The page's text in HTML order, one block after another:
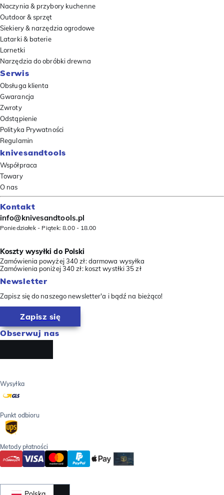
Naczynia & przybory kuchenne
Outdoor & sprzęt
Siekiery & narzędzia ogrodowe
Latarki & baterie
Lornetki
Narzędzia do obróbki drewna
Serwis
Obsługa klienta
Gwarancja
Zwroty
Odstąpienie
Polityka Prywatności
Regulamin
knivesandtools
Współpraca
Towary
O nas
Kontakt
info@knivesandtools.pl
Poniedziałek - Piątek: 8.00 - 18.00
Koszty wysyłki do Polski
Zamówienia powyżej 340 zł: darmowa wysyłka
Zamówienia poniżej 340 zł: koszt wystłki 35 zł
Newsletter
Zapisz się do naszego newsletter'a i bądź na bieżąco!
Zapisz się
Obserwuj nas
Wysyłka
Punkt odbioru
Metody płatności